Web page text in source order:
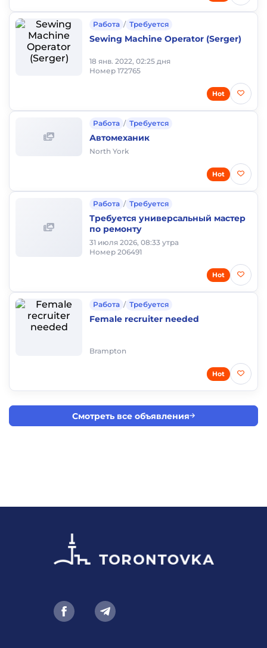
Работа / Требуется
Sewing Machine Operator (Serger)
18 янв. 2022, 02:25 дня
Номер 172765
Hot
Работа / Требуется
Автомеханик
North York
Hot
Работа / Требуется
Требуется универсальный мастер
по ремонту
31 июля 2026, 08:33 утра
Номер 206491
Hot
Работа / Требуется
Female recruiter needed
Brampton
Hot
Смотреть все объявления